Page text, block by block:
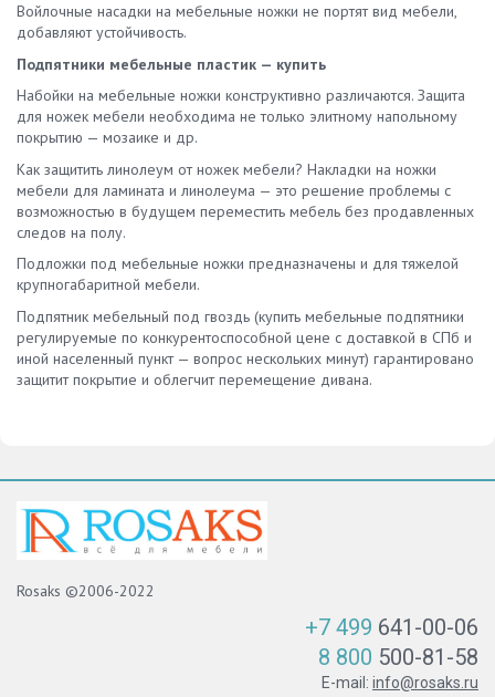
Войлочные насадки на мебельные ножки не портят вид мебели,
добавляют устойчивость.
Подпятники мебельные пластик — купить
Набойки на мебельные ножки конструктивно различаются. Защита
для ножек мебели необходима не только элитному напольному
покрытию — мозаике и др.
Как защитить линолеум от ножек мебели? Накладки на ножки
мебели для ламината и линолеума — это решение проблемы с
возможностью в будущем переместить мебель без продавленных
следов на полу.
Подложки под мебельные ножки предназначены и для тяжелой
крупногабаритной мебели.
Подпятник мебельный под гвоздь (купить мебельные подпятники
регулируемые по конкурентоспособной цене с доставкой в СПб и
иной населенный пункт — вопрос нескольких минут) гарантировано
защитит покрытие и облегчит перемещение дивана.
Rosaks ©2006-2022
+7 499 641-00-06
8 800 500-81-58
E-mail: info@rosaks.ru